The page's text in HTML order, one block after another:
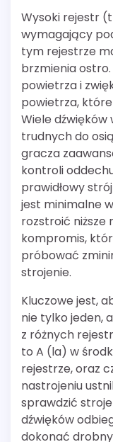
Wysoki rejestr
wymagający
tym rejestrze
brzmienia
powietrza i
powietrza,
Wiele
trudnych do
gracza
kontroli
prawidłowy
jest minimalne
rozstroić niższe
kompromis,
próbować
strojenie.
Kluczowe jest,
nie tylko jeden,
z różnych
to A (la) w
rejestrze, oraz
nastrojeniu
sprawdzić
dźwięków
dokonać